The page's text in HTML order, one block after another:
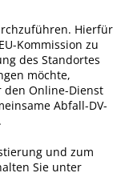
Schaukästen
im Rathaus
Hierfür
Kommission zu
des Standortes
möchte,
den Online-Dienst
Abfall-DV-
und zum
Sie unter